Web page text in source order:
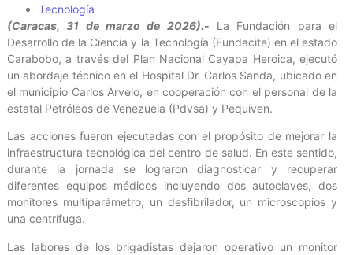
Tecnología
(Caracas, 31 de marzo de 2026).- La Fundación para el
Desarrollo de la Ciencia y la Tecnología (Fundacite) en el estado
Carabobo, a través del Plan Nacional Cayapa Heroica, ejecutó
un abordaje técnico en el Hospital Dr. Carlos Sanda, ubicado en
el municipio Carlos Arvelo, en cooperación con el personal de la
estatal Petróleos de Venezuela (Pdvsa) y Pequiven.
Las acciones fueron ejecutadas con el propósito de mejorar la
infraestructura tecnológica del centro de salud. En este sentido,
durante la jornada se lograron diagnosticar y recuperar
diferentes equipos médicos incluyendo dos autoclaves, dos
monitores multiparámetro, un desfibrilador, un microscopios y
una centrífuga.
Las labores de los brigadistas dejaron operativo un monitor